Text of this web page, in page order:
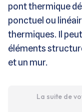
pont thermique
ponctuel ou
thermiques. Il
éléments
et un mur.
La suite de